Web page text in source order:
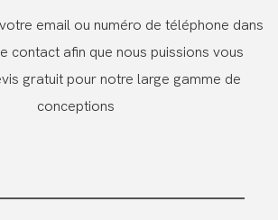
email ou numéro de téléphone dans
contact afin que nous puissions vous
gratuit pour notre large gamme de
conceptions